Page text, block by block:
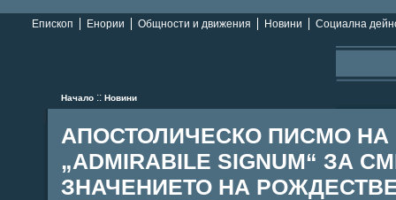
Епископ Енории Общности и движения Новини Социална
Начало :: Новини
АПОСТОЛИЧЕСКО ПИСМО
„ADMIRABILE SIGNUM“ ЗА
ЗНАЧЕНИЕТО НА